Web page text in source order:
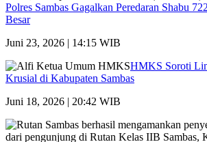
Polres Sambas Gagalkan Peredaran Shabu
Besar
Juni 23, 2026 | 14:15 WIB
HMKS Soroti
Krusial di Kabupaten Sambas
Juni 18, 2026 | 20:42 WIB